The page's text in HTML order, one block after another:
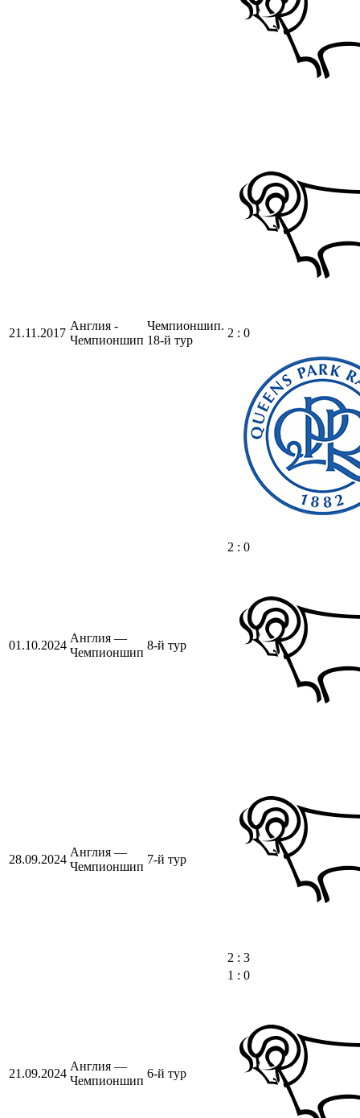
21.11.2017
Англия -
Чемпионшип
Чемпионшип.
18-й тур
2 : 0
01.10.2024
Англия —
Чемпионшип
8-й тур
2 : 0
28.09.2024
Англия —
Чемпионшип
7-й тур
2 : 3
21.09.2024
Англия —
Чемпионшип
6-й тур
1 : 0